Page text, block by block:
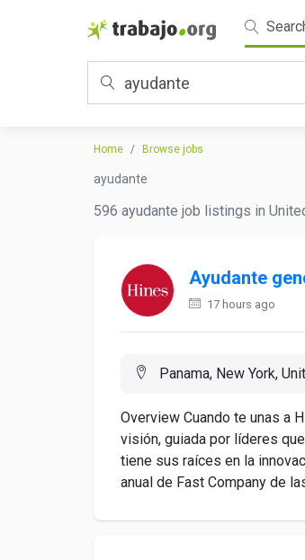
Home Browse jobs
ayudante
596 ayudante job listings in
Ayudante
17 hours ago
Panama, New York,
Overview Cuando te unas a
visión, guiada por líderes
tiene sus raíces en la
anual de Fast Company de